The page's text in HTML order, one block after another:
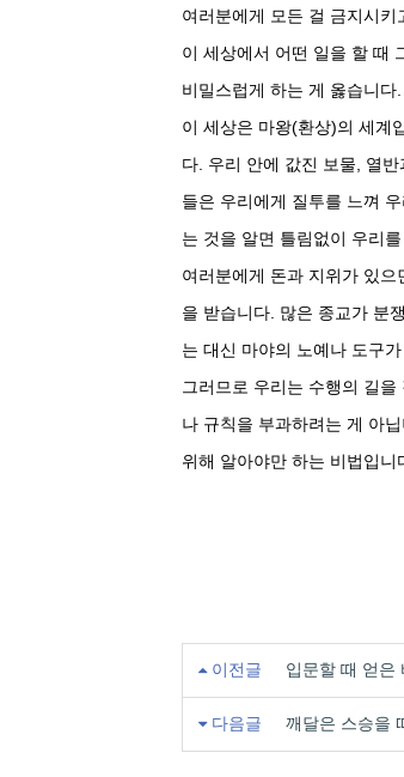
여러분에게 모든 걸 금지시
이 세상에서 어떤 일을 할 때
비밀스럽게 하는 게 옳습니다.
이 세상은 마왕(환상)의 세계
다. 우리 안에 값진 보물, 열
들은 우리에게 질투를 느껴
는 것을 알면 틀림없이 우리
여러분에게 돈과 지위가 있
을 받습니다. 많은 종교가 분
는 대신 마야의 노예나 도구
그러므로 우리는 수행의 길을
나 규칙을 부과하려는 게 아
위해 알아야만 하는 비법입니
이전글 입문할 때 얻은
다음글 깨달은 스승을